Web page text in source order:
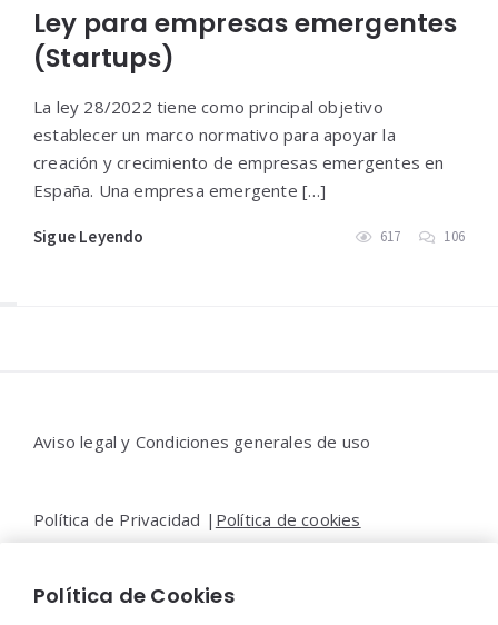
Ley para empresas emergentes
(Startups)
La ley 28/2022 tiene como principal objetivo
establecer un marco normativo para apoyar la
creación y crecimiento de empresas emergentes en
España. Una empresa emergente […]
Sigue Leyendo 617 106
Aviso legal y Condiciones generales de uso
Política de Privacidad | Política de cookies
Contacto |Moya&Emery
Política de Cookies